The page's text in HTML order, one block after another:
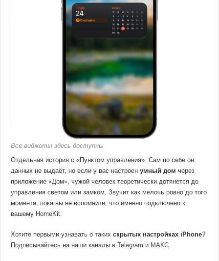
Все виджеты здесь доступны
Отдельная история с «Пунктом управления». Сам по себе он
данных не выдаёт, но если у вас настроенумный дом через
приложение «Дом», чужой человек теоретически дотянется до
управления светом или замком. Звучит как мелочь ровно до того
момента, пока вы не вспомните, что именно подключено к
вашему HomeKit.
Хотите первыми узнавать о такихскрытых настройках iPhone?
Подписывайтесь на наши каналы вTelegram и МАКС